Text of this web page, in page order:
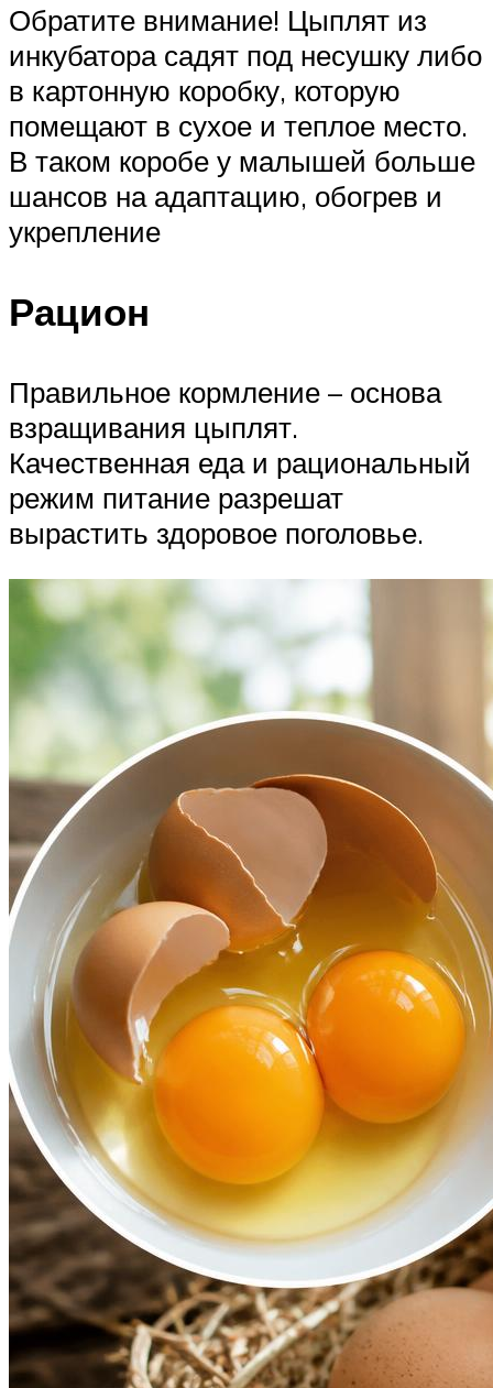
Обратите внимание! Цыплят из
инкубатора садят под несушку либо
в картонную коробку, которую
помещают в сухое и теплое место.
В таком коробе у малышей больше
шансов на адаптацию, обогрев и
укрепление
Рацион
Правильное кормление – основа
взращивания цыплят.
Качественная еда и рациональный
режим питание разрешат
вырастить здоровое поголовье.